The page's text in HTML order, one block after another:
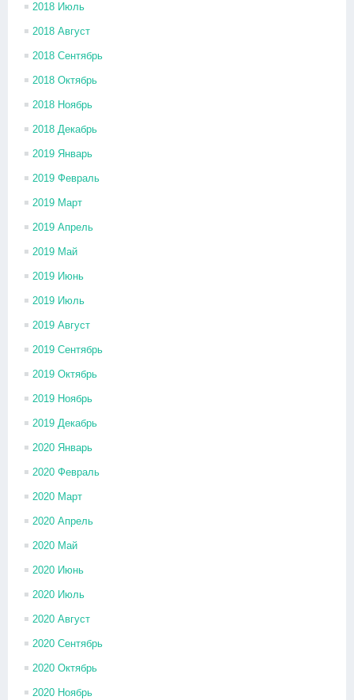
2018 Июль
2018 Август
2018 Сентябрь
2018 Октябрь
2018 Ноябрь
2018 Декабрь
2019 Январь
2019 Февраль
2019 Март
2019 Апрель
2019 Май
2019 Июнь
2019 Июль
2019 Август
2019 Сентябрь
2019 Октябрь
2019 Ноябрь
2019 Декабрь
2020 Январь
2020 Февраль
2020 Март
2020 Апрель
2020 Май
2020 Июнь
2020 Июль
2020 Август
2020 Сентябрь
2020 Октябрь
2020 Ноябрь